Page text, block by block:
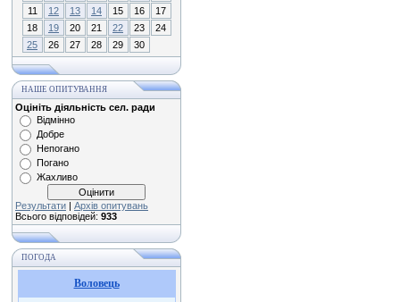
11
12 13 14 15 16
17
18
19 20 21 22 23
24
25
26 27 28 29 30
НАШЕ ОПИТУВАННЯ
Оцініть діяльність сел. ради
Відмінно
Добре
Непогано
Погано
Жахливо
Результати | Архів опитувань
Всього відповідей: 933
ПОГОДА
Воловець